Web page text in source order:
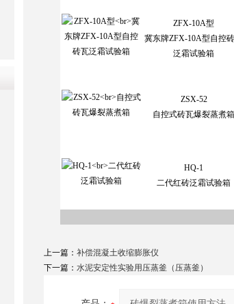
ZFX-10A型
冀东牌ZFX-10A型自控
泛霜试验箱
ZSX-52
自控式砖瓦爆裂蒸煮箱
HQ-1
二代红砖泛霜试验箱
上一篇： 补偿混凝土收缩膨胀仪
下一篇： 水泥安定性实验用压蒸釜（压蒸釜）